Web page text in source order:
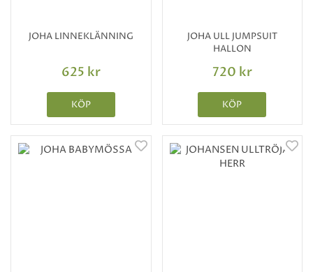
JOHA LINNEKLÄNNING
625 kr
KÖP
JOHA ULL JUMPSUIT
HALLON
720 kr
KÖP